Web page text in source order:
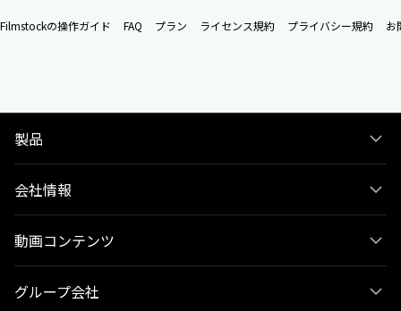
Filmstockの操作ガイド FAQ プラン ライセンス規約 プライバシー規約 お
製品
会社情報
動画コンテンツ
グループ会社